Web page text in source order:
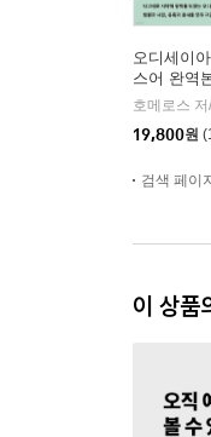
오디세이
스어 완역
19,800원
검색 페이
이 상품